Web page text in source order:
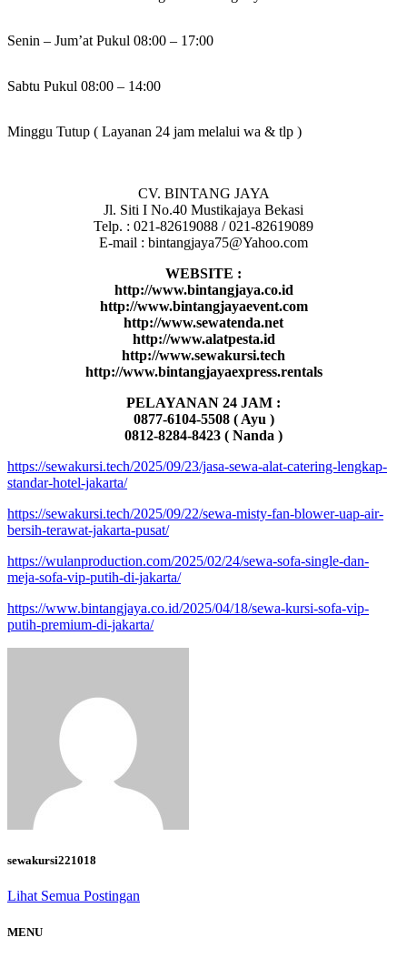
Senin – Jum’at Pukul 08:00 – 17:00
Sabtu Pukul 08:00 – 14:00
Minggu Tutup ( Layanan 24 jam melalui wa & tlp )
CV. BINTANG JAYA
Jl. Siti I No.40 Mustikajaya Bekasi
Telp. : 021-82619088 / 021-82619089
E-mail : bintangjaya75@Yahoo.com
WEBSITE :
http://www.bintangjaya.co.id
http://www.bintangjayaevent.com
http://www.sewatenda.net
http://www.alatpesta.id
http://www.sewakursi.tech
http://www.bintangjayaexpress.rentals
PELAYANAN 24 JAM :
0877-6104-5508 ( Ayu )
0812-8284-8423 ( Nanda )
https://sewakursi.tech/2025/09/23/jasa-sewa-alat-catering-lengkap-
standar-hotel-jakarta/
https://sewakursi.tech/2025/09/22/sewa-misty-fan-blower-uap-air-
bersih-terawat-jakarta-pusat/
https://wulanproduction.com/2025/02/24/sewa-sofa-single-dan-
meja-sofa-vip-putih-di-jakarta/
https://www.bintangjaya.co.id/2025/04/18/sewa-kursi-sofa-vip-
putih-premium-di-jakarta/
sewakursi221018
Lihat Semua Postingan
MENU